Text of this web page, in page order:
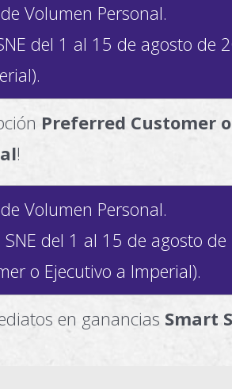
Volumen Personal.
del 1 al 15 de agosto de
Preferred Customer
!
Volumen Personal.
del 1 al 15 de agosto
o Ejecutivo a Imperial).
en ganancias Smart